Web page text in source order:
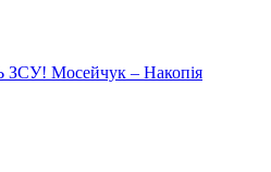
Мосейчук – Накопія